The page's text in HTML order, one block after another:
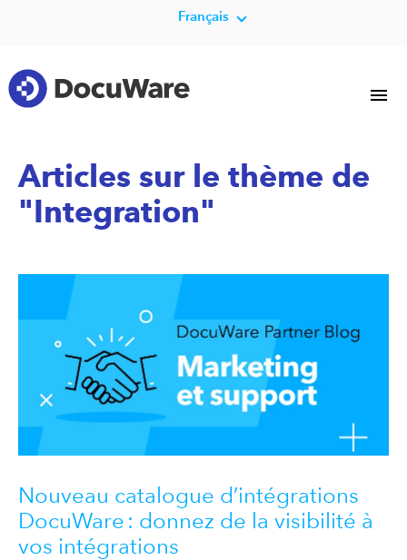
Français
Articles sur le thème de
"Integration"
Nouveau catalogue d’intégrations
DocuWare : donnez de la visibilité à
vos intégrations